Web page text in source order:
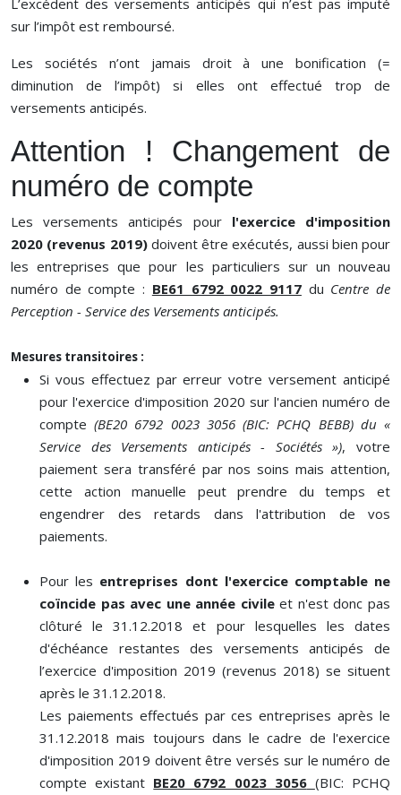
L’excédent des versements anticipés qui n’est pas imputé
sur l’impôt est remboursé.
Les sociétés n’ont jamais droit à une bonification (=
diminution de l’impôt) si elles ont effectué trop de
versements anticipés.
Attention ! Changement de
numéro de compte
Les versements anticipés pour l'exercice d'imposition
2020 (revenus 2019)doivent être exécutés, aussi bien pour
les entreprises que pour les particuliers sur un nouveau
numéro de compte : BE61 6792 0022 9117du Centre de
Perception - Service des Versements anticipés.
Mesures transitoires :
Si vous effectuez par erreur votre versement anticipé
pour l'exercice d'imposition 2020 sur l'ancien numéro de
compte(BE20 6792 0023 3056 (BIC: PCHQ BEBB) du «
Service des Versements anticipés - Sociétés »), votre
paiement sera transféré par nos soins mais attention,
cette action manuelle peut prendre du temps et
engendrer des retards dans l'attribution de vos
paiements.
Pour les entreprises dont l'exercice comptable ne
coïncide pas avec une année civileet n'est donc pas
clôturé le 31.12.2018 et pour lesquelles les dates
d'échéance restantes des versements anticipés de
l’exercice d'imposition 2019 (revenus 2018) se situent
après le 31.12.2018.
Les paiements effectués par ces entreprises après le
31.12.2018 mais toujours dans le cadre de l'exercice
d'imposition 2019 doivent être versés sur le numéro de
compte existant BE20 6792 0023 3056 (BIC: PCHQ